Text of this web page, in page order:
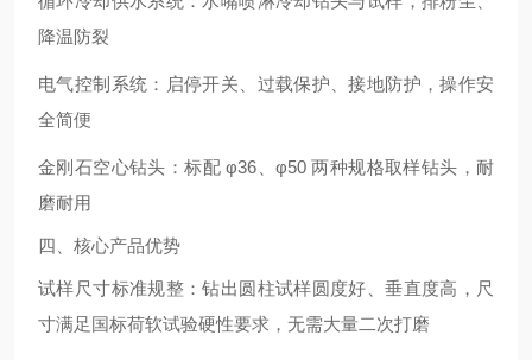
降温防裂
电气控制系统 ：启停开关、过载保护、接地防护，操作安
全简便
金刚石空心钻头 ：标配 φ36、φ50 两种规格取样钻头，耐
磨耐用
四、核心产品优势
试样尺寸标准规整 ：钻出圆柱试样圆度好、垂直度高，尺
寸满足国标荷软试验硬性要求，无需大量二次打磨